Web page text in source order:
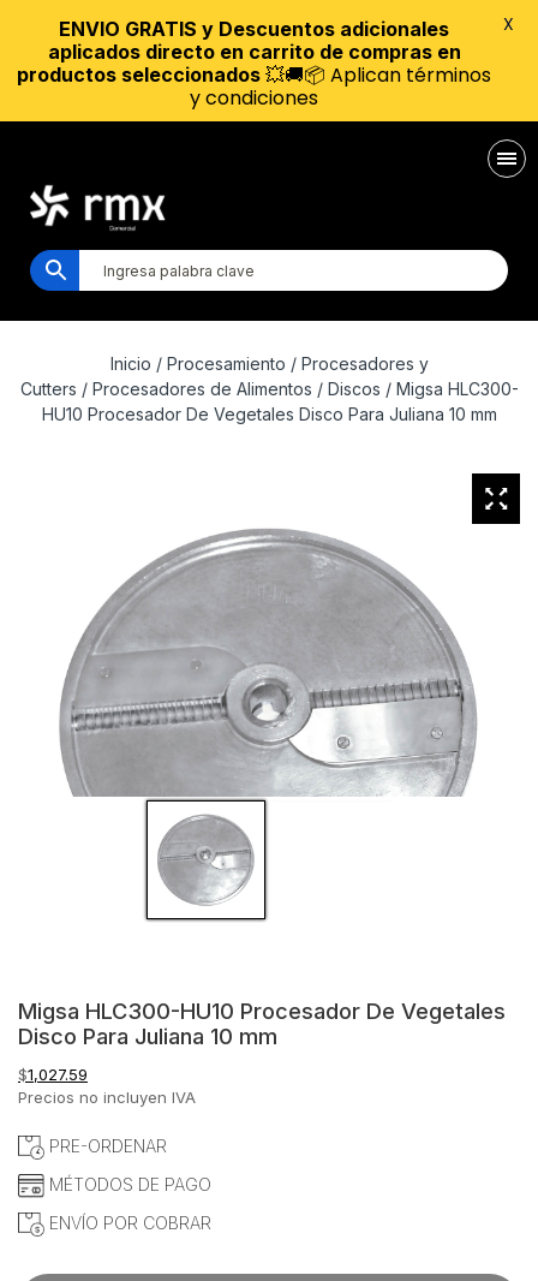
Inicio / Procesamiento / Procesadores y
Cutters / Procesadores de Alimentos / Discos / Migsa HLC300-
HU10 Procesador De Vegetales Disco Para Juliana 10 mm
Migsa HLC300-HU10 Procesador De Vegetales
Disco Para Juliana 10 mm
$1,027.59
Precios no incluyen IVA
PRE-ORDENAR
MÉTODOS DE PAGO
ENVÍO POR COBRAR
ENVIO GRATIS y Descuentos adicionales
aplicados directo en carrito de compras en
productos seleccionados 💥🚚📦 Aplican términos
y condiciones
X